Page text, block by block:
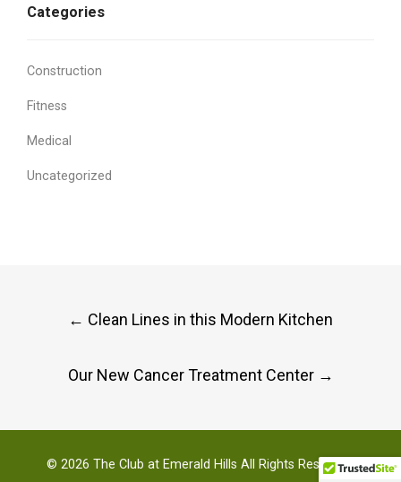
Categories
Construction
Fitness
Medical
Uncategorized
← Clean Lines in this Modern Kitchen
Our New Cancer Treatment Center →
© 2026 The Club at Emerald Hills All Rights Reserved.